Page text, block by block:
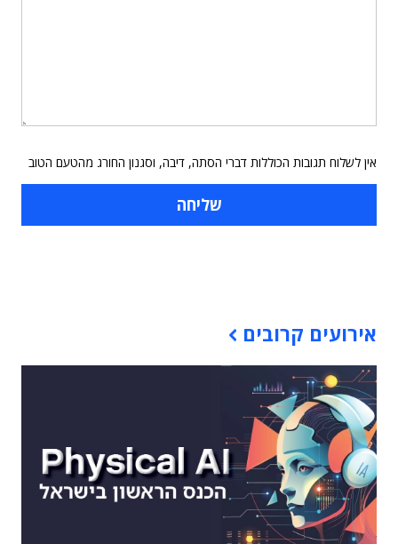
אין לשלוח תגובות הכוללות דברי הסתה, דיבה, וסגנון החורג מהטעם הטוב
אירועים קרובים